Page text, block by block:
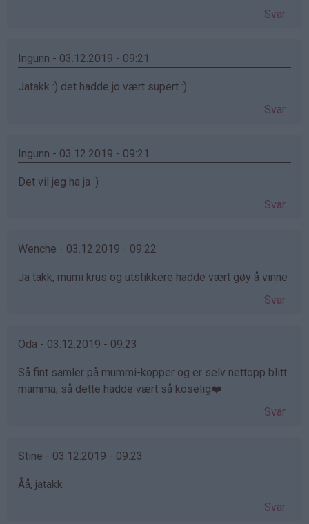
Svar
Ingunn - 03.12.2019 - 09:21
Jatakk :) det hadde jo vært supert :)
Svar
Ingunn - 03.12.2019 - 09:21
Det vil jeg ha ja :)
Svar
Wenche - 03.12.2019 - 09:22
Ja takk, mumi krus og utstikkere hadde vært gøy å vinne
Svar
Oda - 03.12.2019 - 09:23
Så fint samler på mummi-kopper og er selv nettopp blitt
mamma, så dette hadde vært så koselig❤️
Svar
Stine - 03.12.2019 - 09:23
Åå, jatakk
Svar